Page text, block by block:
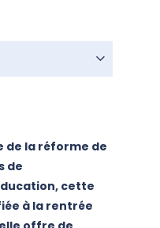
de la réforme de
de
cette
à la rentrée